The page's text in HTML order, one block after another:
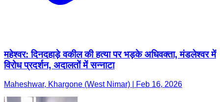
महेश्वर: दिनदहाड़े वकील की हत्या पर भड़के अधिवक्ता, मंडलेश्वर में
विरोध प्रदर्शन, अदालतों में सन्नाटा
Maheshwar, Khargone (West Nimar) | Feb 16, 2026